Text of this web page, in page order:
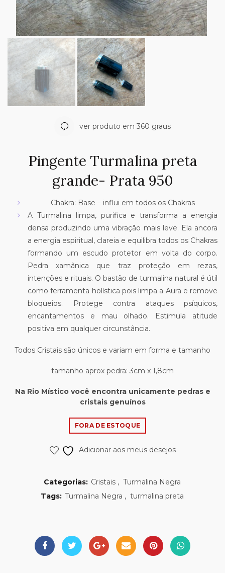
ver produto em 360 graus
Pingente Turmalina preta
grande- Prata 950
Chakra: Base – influi em todos os Chakras
A Turmalina limpa, purifica e transforma a energia
densa produzindo uma vibração mais leve. Ela ancora
a energia espiritual, clareia e equilibra todos os Chakras
formando um escudo protetor em volta do corpo.
Pedra xamânica que traz proteção em rezas,
intenções e rituais. O bastão de turmalina natural é útil
como ferramenta holística pois limpa a Aura e remove
bloqueios. Protege contra ataques psíquicos,
encantamentos e mau olhado. Estimula atitude
positiva em qualquer circunstância.
Todos Cristais são únicos e variam em forma e tamanho
tamanho aprox pedra: 3cm x 1,8cm
Na Rio Místico você encontra unicamente pedras e
cristais genuínos
FORA DE ESTOQUE
Adicionar aos meus desejos
Categorias: Cristais , Turmalina Negra
Tags: Turmalina Negra , turmalina preta